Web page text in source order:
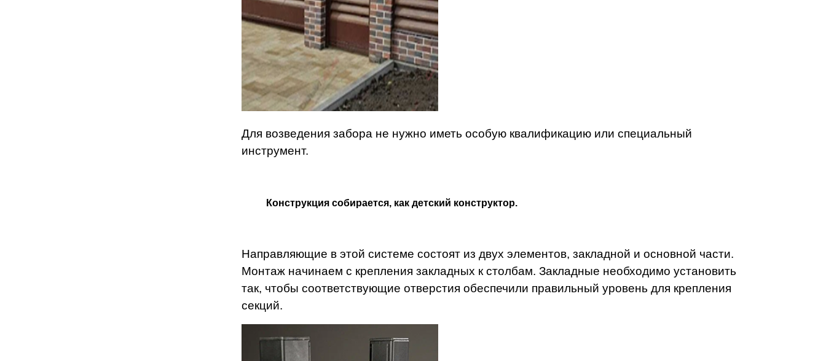
Для возведения забора не нужно иметь особую квалификацию или специальный
инструмент.
Конструкция собирается, как детский конструктор.
Направляющие в этой системе состоят из двух элементов, закладной и основной части.
Монтаж начинаем с крепления закладных к столбам. Закладные необходимо установить
так, чтобы соответствующие отверстия обеспечили правильный уровень для крепления
секций.